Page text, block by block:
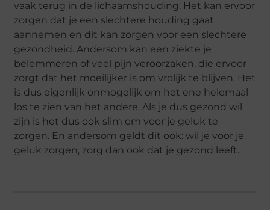
vaak terug in de lichaamshouding. Het kan ervoor
zorgen dat je een slechtere houding gaat
aannemen en dit kan zorgen voor een slechtere
gezondheid. Andersom kan een ziekte je
belemmeren of veel pijn veroorzaken, die ervoor
zorgt dat het moeilijker is om vrolijk te blijven. Het
is dus eigenlijk onmogelijk om het ene helemaal
los te zien van het andere. Als je dus gezond wil
zijn is het dus ook slim om voor je geluk te
zorgen. En andersom geldt dit ook: wil je voor je
geluk zorgen, zorg dan ook dat je gezond leeft.